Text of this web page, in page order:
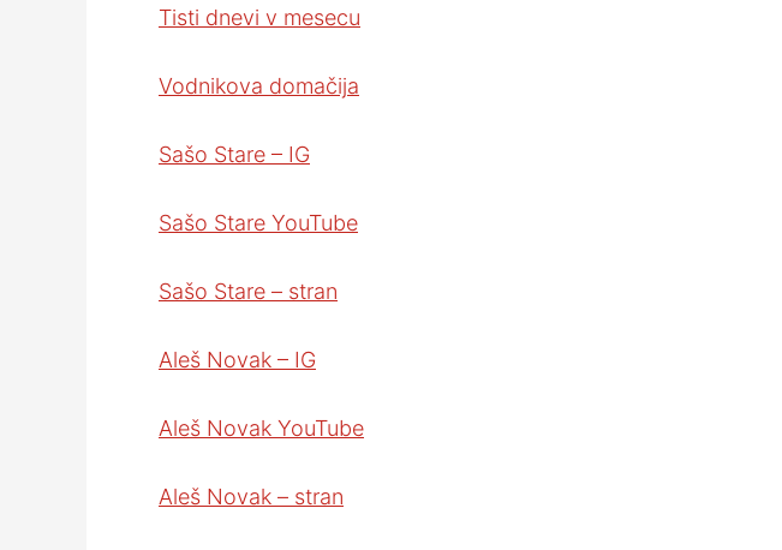
Tisti dnevi v mesecu
Vodnikova domačija
Sašo Stare – IG
Sašo Stare YouTube
Sašo Stare – stran
Aleš Novak – IG
Aleš Novak YouTube
Aleš Novak – stran